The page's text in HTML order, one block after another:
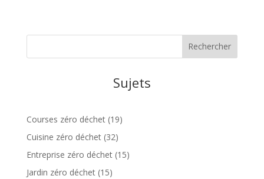
Sujets
Courses zéro déchet(19)
Cuisine zéro déchet(32)
Entreprise zéro déchet(15)
Jardin zéro déchet(15)